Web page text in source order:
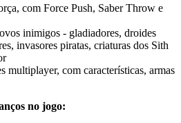
com Force Push, Saber Throw e
inimigos - gladiadores, droides
invasores piratas, criaturas dos Sith
multiplayer, com características, armas
no jogo: